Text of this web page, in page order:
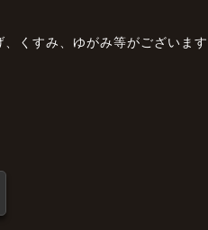
くすみ、ゆがみ等がございます